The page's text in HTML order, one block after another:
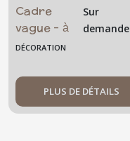
Cadre
vague - à
poser ou à
- ? - déco
- art
Sur
demande
DÉCORATION
PLUS DE DÉTAILS